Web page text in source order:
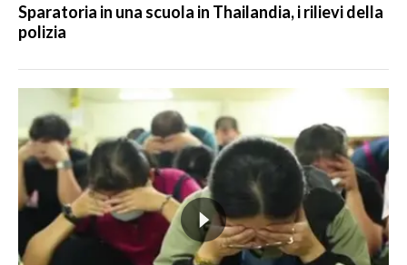
Sparatoria in una scuola in Thailandia, i rilievi della
polizia